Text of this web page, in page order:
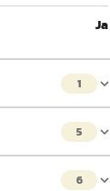
Ja
1
5
6